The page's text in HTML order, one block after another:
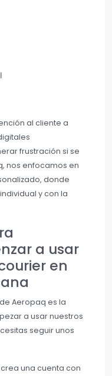
al cliente a
frustración si se
nos enfocamos en
donde
y con la
a usar
en
Aeropaq es la
a usar nuestros
seguir unos
una cuenta con